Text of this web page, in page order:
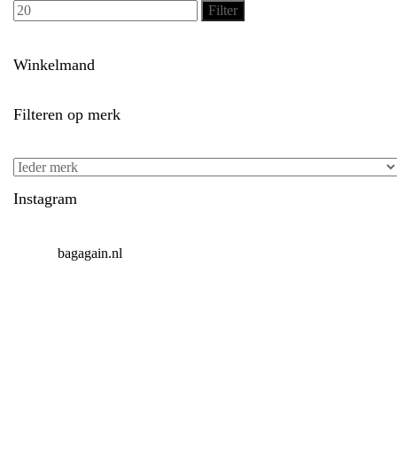
Filter
Winkelmand
Filteren op merk
Instagram
bagagain.nl